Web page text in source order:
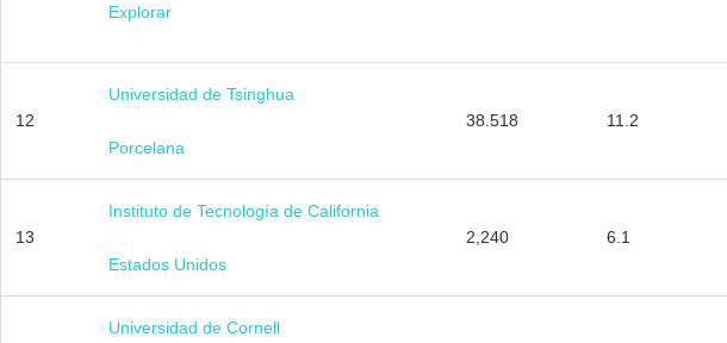
Explorar
12
Universidad de Tsinghua
Porcelana
38.518 11.2
13
Instituto de Tecnología de California
Estados Unidos
2,240 6.1
Universidad de Cornell